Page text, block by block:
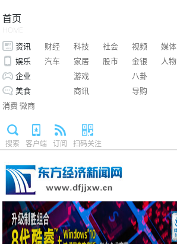
首页
HOME
资讯 财经 科技 社会 视频 媒体
娱乐
汽车 家居 股市 金银 人物
企业
游戏 八卦
美食
商讯 导购
消费 微商
搜索 客户端 订阅 扫码关注